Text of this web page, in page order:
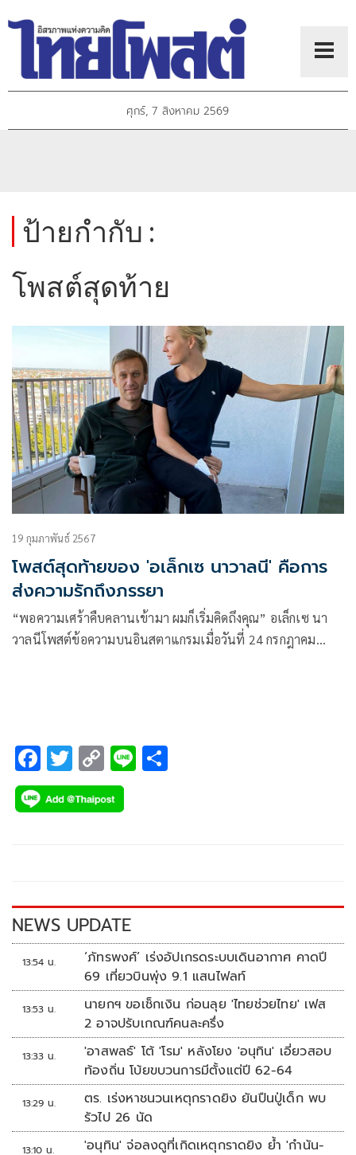
ศุกร์, 7 สิงหาคม 2569
ป้ายกำกับ :
โพสต์สุดท้าย
19 กุมภาพันธ์ 2567
โพสต์สุดท้ายของ 'อเล็กเซ นาวาลนี' คือการ
ส่งความรักถึงภรรยา
“พอความเศร้าคืบคลานเข้ามา ผมก็เริ่มคิดถึงคุณ” อเล็กเซ นา
วาลนีโพสต์ข้อความบนอินสตาแกรมเมื่อวันที่ 24 กรกฎาคม
F
ac
e
k
T
wi
tt
C
o
p
k
Li
NEWS UPDATE
13:54 น.
‘ภัทรพงศ์’ เร่งอัปเกรดระบบเดินอากาศ คาดปี
69 เที่ยวบินพุ่ง 9.1 แสนไฟลท์
13:53 น.
นายกฯ ขอเช็กเงิน ก่อนลุย 'ไทยช่วยไทย' เฟส
2 อาจปรับเกณฑ์คนละครึ่ง
13:33 น.
'อาสพลธ์' โต้ 'โรม' หลังโยง 'อนุทิน' เอี่ยวสอบ
ท้องถิ่น โบ้ยขบวนการมีตั้งแต่ปี 62-64
13:29 น.
ตร. เร่งหาชนวนเหตุกราดยิง ยันปืนปู่เด็ก พบ
รัวไป 26 นัด
13:10 น.
'อนุทิน' จ่อลงดูที่เกิดเหตุกราดยิง ย้ำ 'กำนัน-